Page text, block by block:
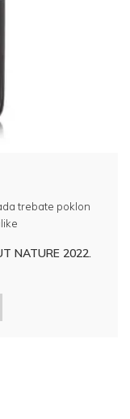
trebate poklon
NATURE 2022.